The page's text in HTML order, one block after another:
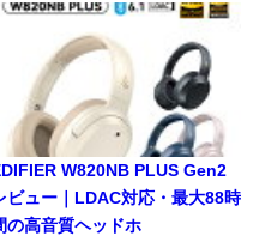
W820NB PLUS Gen2
ビュー｜LDAC対応・最大88時
の高音質ヘッドホ